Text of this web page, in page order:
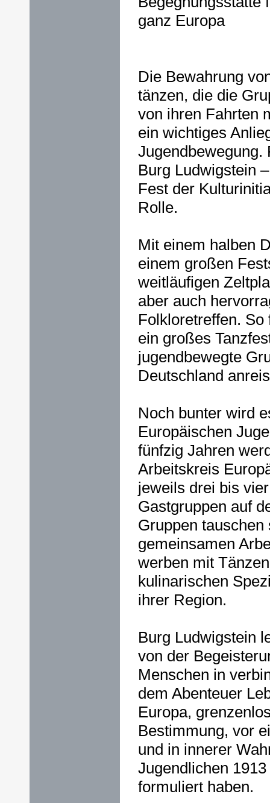
ganz Europa
Die Bewahrung
tänzen, die die
von ihren Fahrten
ein wichtiges
Jugendbewegung.
Burg Ludwigstein
Fest der
Rolle.
Mit einem halben
einem großen
weitläufigen
aber auch
Folkloretreffen.
ein großes
jugendbewegte
Deutschland
Noch bunter wird
Europäischen
fünfzig Jahren
Arbeitskreis
jeweils drei bis
Gastgruppen auf
Gruppen
gemeinsamen
werben mit
kulinarischen
ihrer Region.
Burg Ludwigstein
von der
Menschen in
dem Abenteuer
Europa,
Bestimmung, vor
und in innerer
Jugendlichen
formuliert haben.